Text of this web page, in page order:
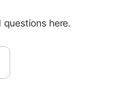
here.